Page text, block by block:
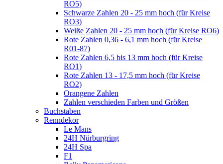
RO5)
Schwarze Zahlen 20 - 25 mm hoch (für Kreise
RO3)
Weiße Zahlen 20 - 25 mm hoch (für Kreise RO6)
Rote Zahlen 0,36 - 6,1 mm hoch (für Kreise
R01-87)
Rote Zahlen 6,5 bis 13 mm hoch (für Kreise
RO1)
Rote Zahlen 13 - 17,5 mm hoch (für Kreise
RO2)
Orangene Zahlen
Zahlen verschieden Farben und Größen
Buchstaben
Renndekor
Le Mans
24H Nürburgring
24H Spa
F1